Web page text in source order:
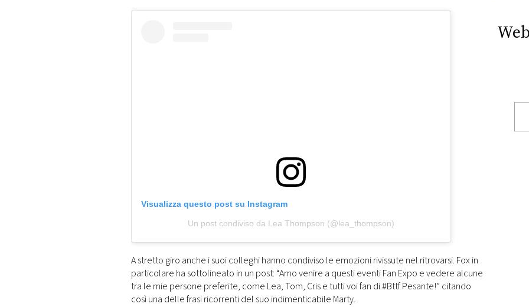
Visualizza questo post su Instagram
Un post condiviso da Lea Thompson (@lea_thompson)
A stretto giro anche i suoi colleghi hanno condiviso le emozioni rivissute nel ritrovarsi. Fox in
particolare ha sottolineato in un post: “Amo venire a questi eventi Fan Expo e vedere alcune
tra le mie persone preferite, come Lea, Tom, Cris e tutti voi fan di #Bttf Pesante!” citando
così una delle frasi ricorrenti del suo indimenticabile Marty.